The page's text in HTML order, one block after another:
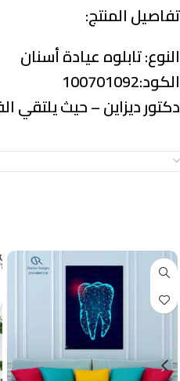
تفاصيل المنتج:
النوع:تابلوه عيادة أسنان
الكود:100701092
دكتور ديزاين – حيث يلتقي